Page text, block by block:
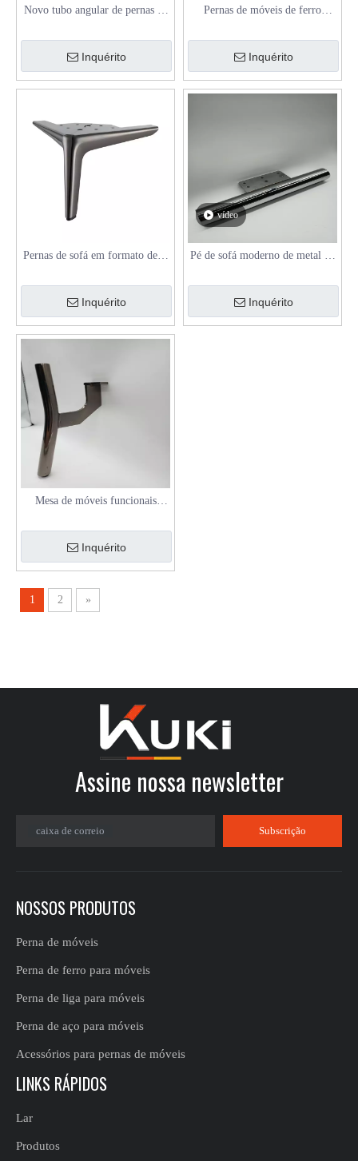
Novo tubo angular de pernas de
Inquérito
Pernas de móveis de ferro
Inquérito
Pernas de sofá em formato de Y
Inquérito
vídeo
Pé de sofá moderno de metal de
cromados
Inquérito
Mesa de móveis funcionais
de sofá
Inquérito
1 2 »
Assine nossa newsletter​​​​​​​
caixa de correio Subscrição
NOSSOS PRODUTOS
Perna de móveis
Perna de ferro para móveis
Perna de liga para móveis
Perna de aço para móveis
Acessórios para pernas de móveis
LINKS RÁPIDOS
Lar
Produtos